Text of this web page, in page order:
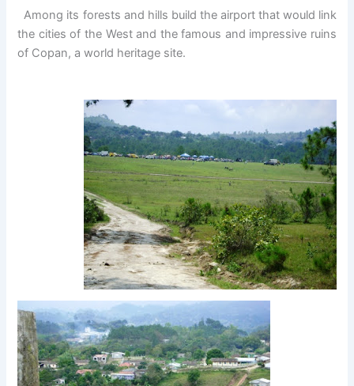
Among its forests and hills build the airport that would link
the cities of the West and the famous and impressive ruins
of Copan, a world heritage site.